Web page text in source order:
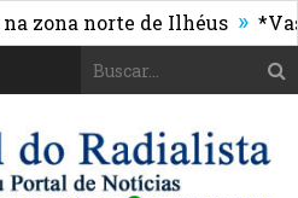
norte de Ilhéus » *Vasco